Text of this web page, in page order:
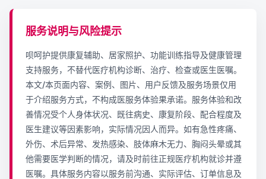
服务说明与风险提示
呗呵护提供康复辅助、居家照护、功能训练指导及健康管理
支持服务，不替代医疗机构诊断、治疗、检查或医生医嘱。
本文/本页面内容、案例、图片、用户反馈及服务场景仅用
于介绍服务方式，不构成医服务体验果承诺。服务体验和改
善情况受个人身体状况、既往病史、康复阶段、配合程度及
医生建议等因素影响，实际情况因人而异。如有急性疼痛、
外伤、术后异常、发热感染、肢体麻木无力、胸闷头晕或其
他需要医学判断的情况，请及时前往正规医疗机构就诊并遵
医嘱。具体服务内容以服务前沟通、实际评估、订单信息及